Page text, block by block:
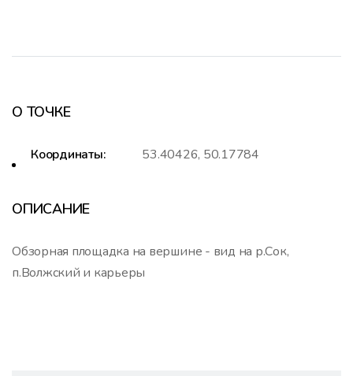
О ТОЧКЕ
Координаты: 53.40426, 50.17784
ОПИСАНИЕ
Обзорная площадка на вершине - вид на р.Сок,
п.Волжский и карьеры